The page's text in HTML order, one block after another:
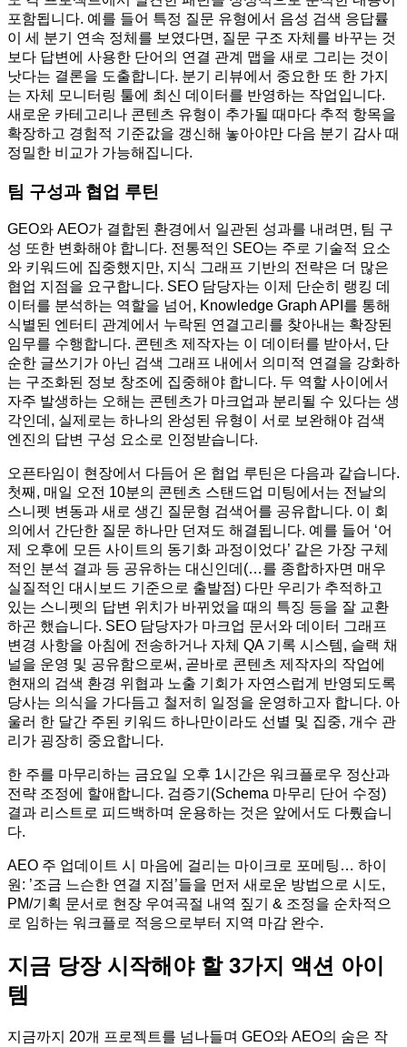
포함됩니다. 예를 들어 특정 질문 유형에서 음성 검색 응답률
이 세 분기 연속 정체를 보였다면, 질문 구조 자체를 바꾸는 것
보다 답변에 사용한 단어의 연결 관계 맵을 새로 그리는 것이
낫다는 결론을 도출합니다. 분기 리뷰에서 중요한 또 한 가지
는 자체 모니터링 툴에 최신 데이터를 반영하는 작업입니다.
새로운 카테고리나 콘텐츠 유형이 추가될 때마다 추적 항목을
확장하고 경험적 기준값을 갱신해 놓아야만 다음 분기 감사 때
정밀한 비교가 가능해집니다.
팀 구성과 협업 루틴
GEO와 AEO가 결합된 환경에서 일관된 성과를 내려면, 팀 구
성 또한 변화해야 합니다. 전통적인 SEO는 주로 기술적 요소
와 키워드에 집중했지만, 지식 그래프 기반의 전략은 더 많은
협업 지점을 요구합니다. SEO 담당자는 이제 단순히 랭킹 데
이터를 분석하는 역할을 넘어, Knowledge Graph API를 통해
식별된 엔터티 관계에서 누락된 연결고리를 찾아내는 확장된
임무를 수행합니다. 콘텐츠 제작자는 이 데이터를 받아서, 단
순한 글쓰기가 아닌 검색 그래프 내에서 의미적 연결을 강화하
는 구조화된 정보 창조에 집중해야 합니다. 두 역할 사이에서
자주 발생하는 오해는 콘텐츠가 마크업과 분리될 수 있다는 생
각인데, 실제로는 하나의 완성된 유형이 서로 보완해야 검색
엔진의 답변 구성 요소로 인정받습니다.
오픈타임이 현장에서 다듬어 온 협업 루틴은 다음과 같습니다.
첫째, 매일 오전 10분의 콘텐츠 스탠드업 미팅에서는 전날의
스니펫 변동과 새로 생긴 질문형 검색어를 공유합니다. 이 회
의에서 간단한 질문 하나만 던져도 해결됩니다. 예를 들어 ‘어
제 오후에 모든 사이트의 동기화 과정이었다’ 같은 가장 구체
적인 분석 결과 등 공유하는 대신인데(…를 종합하자면 매우
실질적인 대시보드 기준으로 출발점) 다만 우리가 추적하고
있는 스니펫의 답변 위치가 바뀌었을 때의 특징 등을 잘 교환
하곤 했습니다. SEO 담당자가 마크업 문서와 데이터 그래프
변경 사항을 아침에 전송하거나 자체 QA 기록 시스템, 슬랙 채
널을 운영 및 공유함으로써, 곧바로 콘텐츠 제작자의 작업에
현재의 검색 환경 위협과 노출 기회가 자연스럽게 반영되도록
당사는 의식을 가다듬고 철저히 일정을 운영하고자 합니다. 아
울러 한 달간 주된 키워드 하나만이라도 선별 및 집중, 개수 관
리가 굉장히 중요합니다.
한 주를 마무리하는 금요일 오후 1시간은 워크플로우 정산과
전략 조정에 할애합니다. 검증기(Schema 마무리 단어 수정)
결과 리스트로 피드백하며 운용하는 것은 앞에서도 다뤘습니
다.
AEO 주 업데이트 시 마음에 걸리는 마이크로 포메팅… 하이
원: ’조금 느슨한 연결 지점’들을 먼저 새로운 방법으로 시도,
PM/기획 문서로 현장 우여곡절 내역 짚기 & 조정을 순차적으
로 임하는 워크플로 적응으로부터 지역 마감 완수.
지금 당장 시작해야 할 3가지 액션 아이
템
지금까지 20개 프로젝트를 넘나들며 GEO와 AEO의 숨은 작